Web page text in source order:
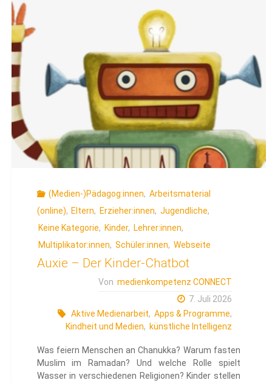
Desinformation"
(Medien-)Pädagog:innen, Arbeitsmaterial
(online), Eltern, Erzieher:innen, Jugendliche,
Keine Kategorie, Kinder, Lehrer:innen,
Multiplikator:innen, Schüler:innen, Webseite
Auxie – Der Kinder-Chatbot
Von medienkompetenz CONNECT
7. Juli 2026
Aktive Medienarbeit, Apps & Programme,
Kindheit und Medien, künstliche Intelligenz
Was feiern Menschen an Chanukka? Warum fasten
Muslim im Ramadan? Und welche Rolle spielt
Wasser in verschiedenen Religionen? Kinder stellen